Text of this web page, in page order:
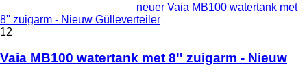
neuer Vaia MB100 watertank met
8'' zuigarm - Nieuw Gülleverteiler
12
Vaia MB100 watertank met 8'' zuigarm - Nieuw